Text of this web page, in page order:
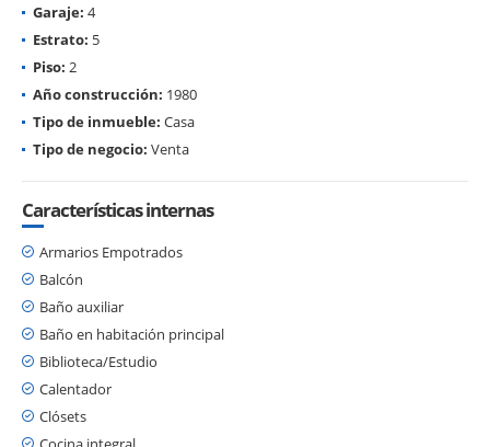
Garaje: 4
Estrato: 5
Piso: 2
Año construcción: 1980
Tipo de inmueble: Casa
Tipo de negocio: Venta
Características internas
Armarios Empotrados
Balcón
Baño auxiliar
Baño en habitación principal
Biblioteca/Estudio
Calentador
Clósets